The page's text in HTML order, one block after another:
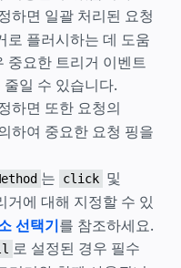
하면 일괄 처리된 요청
로 플러시하는 데 도움
중요한 트리거 이벤트
일 수 있습니다.
하면 또한 요청의
하여 중요한 요청 핑을
는 click 및
거에 대해 지정할 수 있
선택기를 참조하세요.
로 설정된 경우 필수